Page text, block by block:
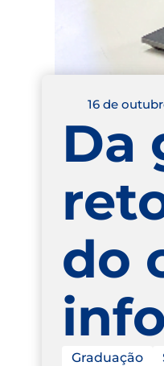
16 de
Da
do
Graduação